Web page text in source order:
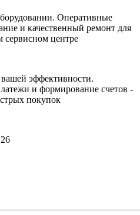
Оперативные
и качественный ремонт для
сервисном центре
эффективности.
и формирование счетов -
покупок